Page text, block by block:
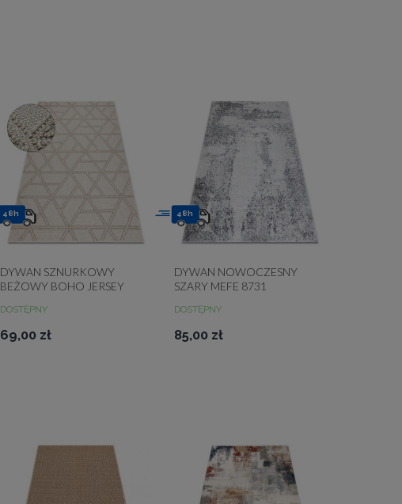
DYWAN SZNURKOWY
BEŻOWY BOHO JERSEY
GEOMETRYCZNY
DOSTĘPNY
69,00 zł
48h
DYWAN NOWOCZESNY
SZARY MEFE 8731
STRUKTURALNY
DOSTĘPNY
85,00 zł
48h